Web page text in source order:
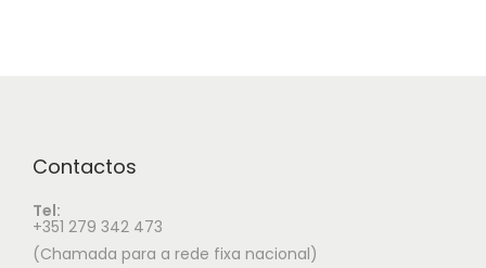
Contactos
Tel:
+351 279 342 473
(Chamada para a rede fixa nacional)